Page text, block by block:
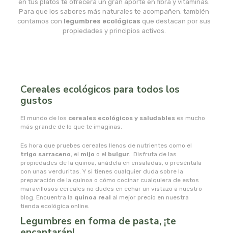
en tus platos te ofrecerá un gran aporte en fibra y vitaminas.
Para que los sabores más naturales te acompañen, también
contamos con legumbres ecológicas que destacan por sus
propiedades y principios activos.
Cereales ecológicos para todos los
gustos
El mundo de los cereales ecológicos y saludables es mucho
más grande de lo que te imaginas.
Es hora que pruebes cereales llenos de nutrientes como el
trigo sarraceno, el mijo o el bulgur. Disfruta de las
propiedades de la quinoa, añádela en ensaladas, o preséntala
con unas verduritas. Y si tienes cualquier duda sobre la
preparación de la quinoa o cómo cocinar cualquiera de estos
maravillosos cereales no dudes en echar un vistazo a nuestro
blog. Encuentra la quinoa real al mejor precio en nuestra
tienda ecológica online.
Legumbres en forma de pasta, ¡te
msr laboratorios
mundo natural
natruly
natur ozone
naturabio